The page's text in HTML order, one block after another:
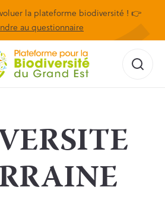
la plateforme biodiversité ! 👉
au questionnaire